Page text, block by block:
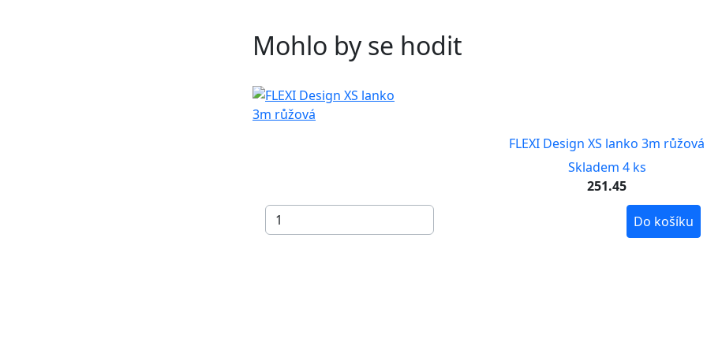
Mohlo by se hodit
FLEXI Design XS lanko 3m růžová
Skladem 4 ks
251.45
Do košíku